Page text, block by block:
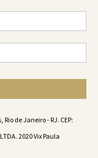
de Janeiro - RJ. CEP:
2020 Vix Paula